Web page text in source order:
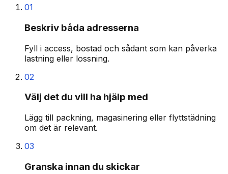
01
Beskriv båda adresserna
Fyll i access, bostad och sådant som kan påverka
lastning eller lossning.
02
Välj det du vill ha hjälp med
Lägg till packning, magasinering eller flyttstädning
om det är relevant.
03
Granska innan du skickar